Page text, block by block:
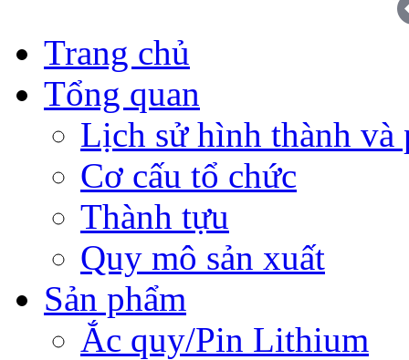
Trang chủ
Tổng quan
Lịch sử hình thành và
Cơ cấu tổ chức
Thành tựu
Quy mô sản xuất
Sản phẩm
Ắc quy/Pin Lithium